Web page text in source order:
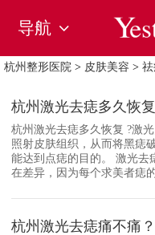
导航
杭州整形医院 > 皮肤美容 >
杭州激光去痣多久恢复
杭州激光去痣多久恢复 ?激
照射皮肤组织，从而将黑痣
能达到点痣的目的。 激光去
在差异，因为每个求美者痣
杭州激光去痣痛不痛？